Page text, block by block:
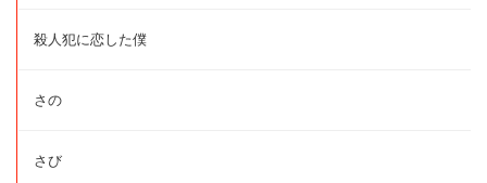
殺人犯に恋した僕
さの
さび